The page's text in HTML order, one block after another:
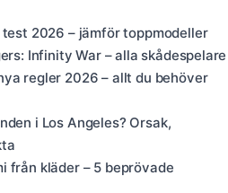
2026 – jämför toppmodeller
Infinity War – alla skådespelare
regler 2026 – allt du behöver
i Los Angeles? Orsak,
från kläder – 5 beprövade